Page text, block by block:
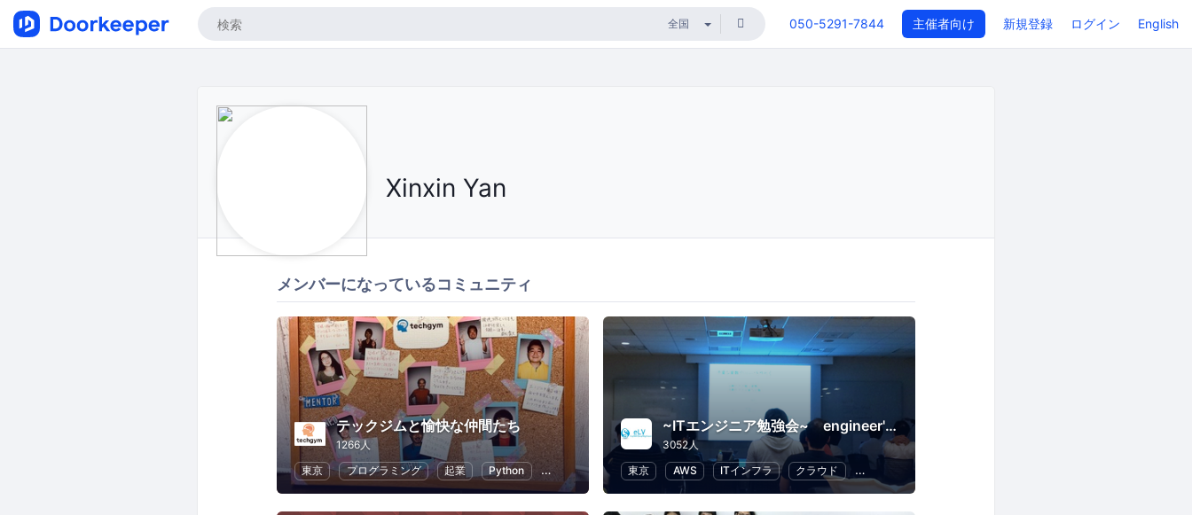
050-5291-7844 主催者向け 新規登録 ログイン English
Xinxin Yan
メンバーになっているコミュニティ
テックジムと愉快な仲間たち
1266人
東京
プログラミング 起業 Python 人工知能 ChatGPT
~ITエンジニア勉強会~ engineer's Learning･Vesper
3052人
東京
AWS ITインフラ クラウド Swift